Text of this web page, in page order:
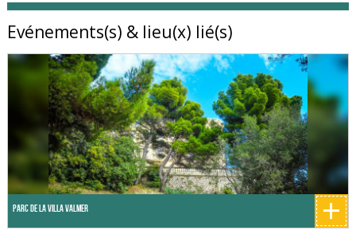
Evénements(s) & lieu(x) lié(s)
Parc de la Villa Valmer +